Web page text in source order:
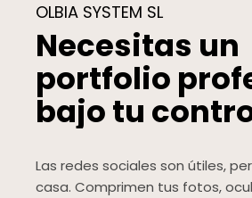
OLBIA SYSTEM SL
Necesitas un
portfolio
bajo tu
Las redes sociales son útiles,
casa. Comprimen tus fotos,